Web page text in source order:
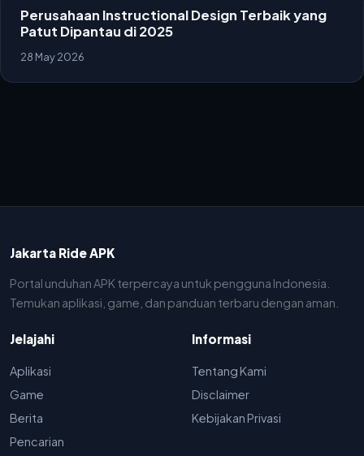
Perusahaan Instructional Design Terbaik yang
Patut Dipantau di 2025
28 May 2026
Jakarta Ride APK
Portal unduhan APK terpercaya untuk pengguna Indonesia.
Temukan aplikasi, game, dan panduan terbaru dengan aman.
Jelajahi
Aplikasi
Game
Berita
Pencarian
Informasi
Tentang Kami
Disclaimer
Kebijakan Privasi